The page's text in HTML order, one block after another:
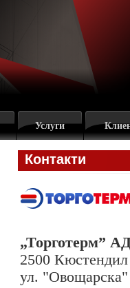
Услуги
Контакти
„Торготерм”
2500 Кюстендил
ул.